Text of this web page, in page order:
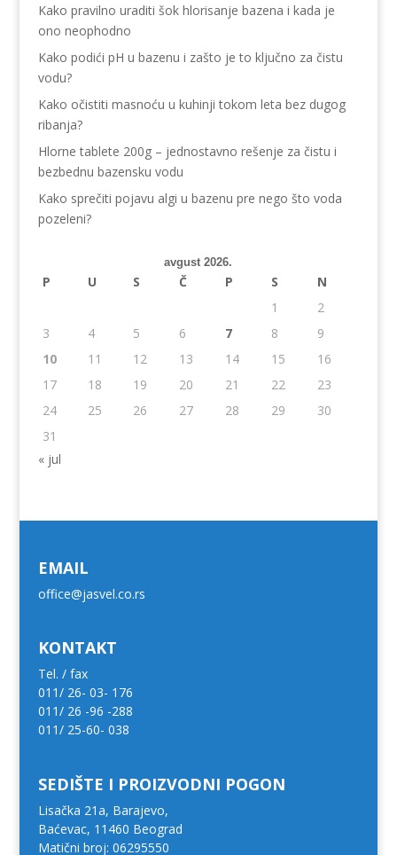
Kako pravilno uraditi šok hlorisanje bazena i kada je
ono neophodno
Kako podići pH u bazenu i zašto je to ključno za čistu
vodu?
Kako očistiti masnoću u kuhinji tokom leta bez dugog
ribanja?
Hlorne tablete 200g – jednostavno rešenje za čistu i
bezbednu bazensku vodu
Kako sprečiti pojavu algi u bazenu pre nego što voda
pozeleni?
avgust 2026.
P U S Č P S
N
1
2
3
4 5 6 7 8
9
10
11 12 13 14 15
16
17
18 19 20 21 22
23
24
25 26 27 28 29
30
31
« jul
EMAIL
office@jasvel.co.rs
KONTAKT
Tel. / fax
011/ 26- 03- 176
011/ 26 -96 -288
011/ 25-60- 038
SEDIŠTE I PROIZVODNI POGON
Lisačka 21a, Barajevo,
Baćevac, 11460 Beograd
Matični broj: 06295550